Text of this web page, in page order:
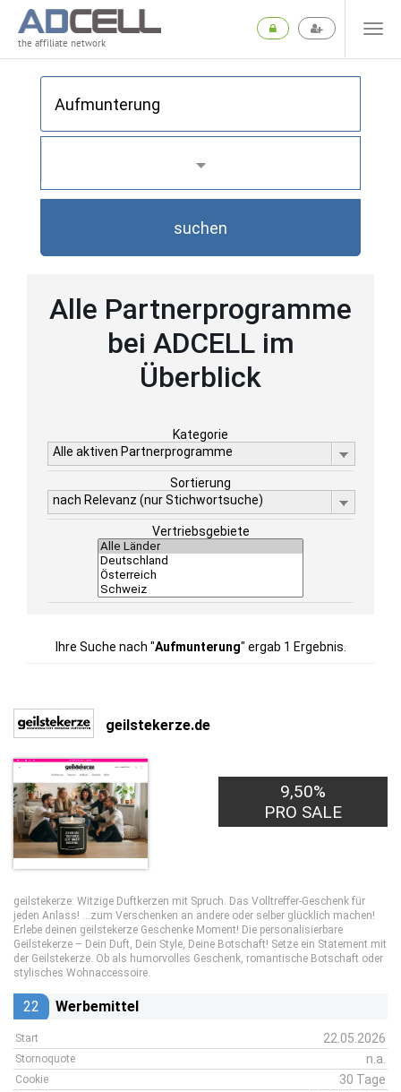
the affiliate network
suchen
Alle Partnerprogramme
bei ADCELL im
Überblick
Kategorie
Alle aktiven Partnerprogramme
Sortierung
nach Relevanz (nur Stichwortsuche)
Vertriebsgebiete
Ihre Suche nach "Aufmunterung" ergab 1 Ergebnis.
geilstekerze.de
9,50%
PRO SALE
geilstekerze: Witzige Duftkerzen mit Spruch. Das Volltreffer-Geschenk für
jeden Anlass! …zum Verschenken an andere oder selber glücklich machen!
Erlebe deinen geilstekerze Geschenke Moment! Die personalisierbare
Geilstekerze – Dein Duft, Dein Style, Deine Botschaft! Setze ein Statement mit
der Geilstekerze. Ob als humorvolles Geschenk, romantische Botschaft oder
stylisches Wohnaccessoire.
22 Werbemittel
Start 22.05.2026
Stornoquote n.a.
Cookie 30 Tage